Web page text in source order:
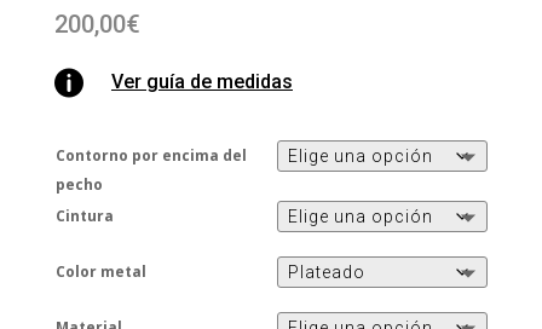
200,00€
 Ver guía de medidas
Contorno por encima del
pecho
Cintura
Color metal